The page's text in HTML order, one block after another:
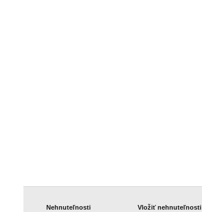
Nehnuteľnosti Vložiť nehnuteľnosti